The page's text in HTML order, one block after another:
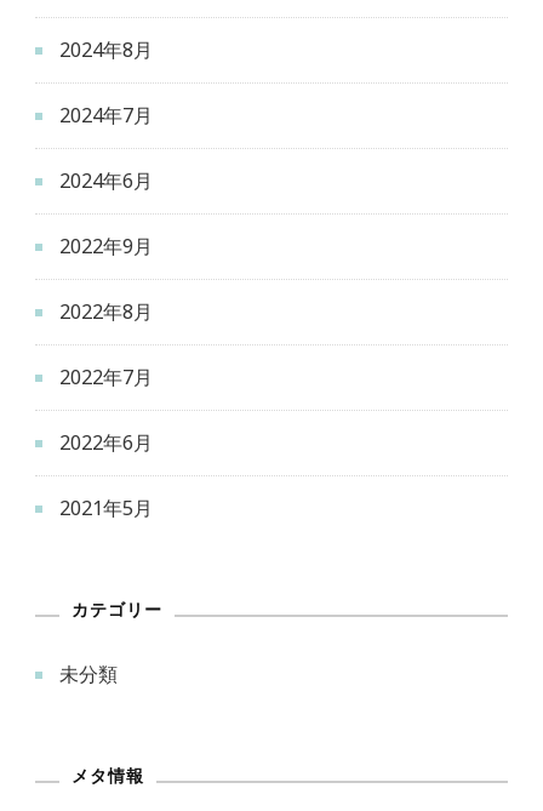
2024年8月
2024年7月
2024年6月
2022年9月
2022年8月
2022年7月
2022年6月
2021年5月
カテゴリー
未分類
メタ情報